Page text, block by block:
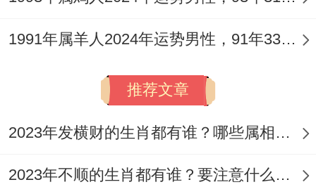
选择跟双方生肖三合的日期（如属蛇者选牛
日、鸡日）.
婚房布置:床头放置祥安阁登榜扬名
旺事业跟着家庭跟谐。
提升婚礼吉运的细节;礼金数额:以6、8结尾
1991年属羊人2024年运势男性，91年33岁属羊男2024年每月运程怎么样
推荐文章
2023年发横财的生肖都有谁？哪些属相财运旺盛？
2023年不顺的生肖都有谁？要注意什么呢？